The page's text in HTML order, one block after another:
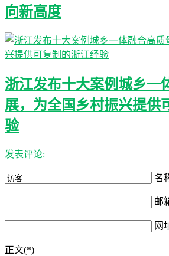
向新高度
浙江发布十大案例城乡一
展，为全国乡村振兴提供
验
发表评论:
名
邮
网
正文(*)